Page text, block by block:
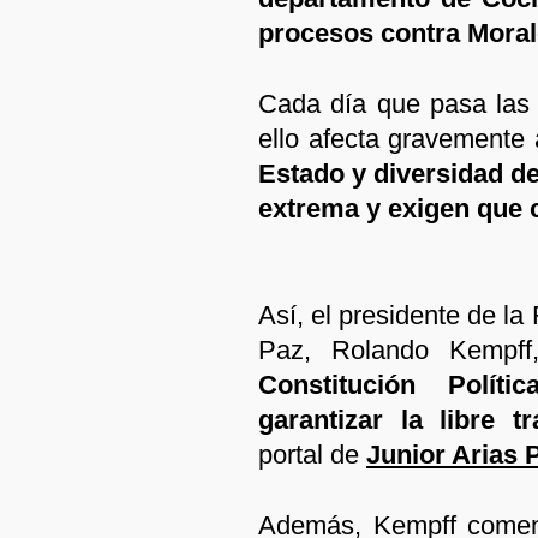
procesos contra
Cada día que pasa
ello afecta
Estado y diversidad
extrema y exigen que
Así, el presidente de la
Paz, Rolando
Constitución
garantizar la libre
portal de Junior Arias
Además, Kempff